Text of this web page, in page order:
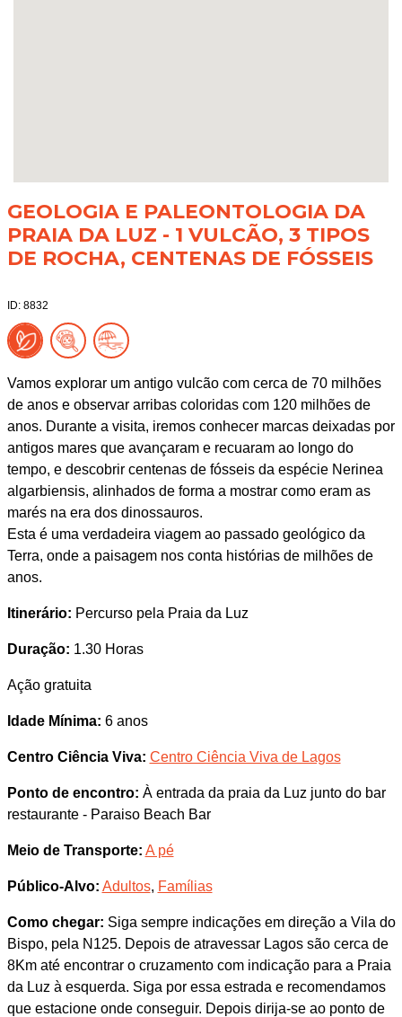
GEOLOGIA E PALEONTOLOGIA DA
PRAIA DA LUZ - 1 VULCÃO, 3 TIPOS
DE ROCHA, CENTENAS DE FÓSSEIS
ID: 8832
Vamos explorar um antigo vulcão com cerca de 70 milhões
de anos e observar arribas coloridas com 120 milhões de
anos. Durante a visita, iremos conhecer marcas deixadas por
antigos mares que avançaram e recuaram ao longo do
tempo, e descobrir centenas de fósseis da espécie Nerinea
algarbiensis, alinhados de forma a mostrar como eram as
marés na era dos dinossauros.
Esta é uma verdadeira viagem ao passado geológico da
Terra, onde a paisagem nos conta histórias de milhões de
anos.
Itinerário: Percurso pela Praia da Luz
Duração: 1.30 Horas
Ação gratuita
Idade Mínima: 6 anos
Centro Ciência Viva: Centro Ciência Viva de Lagos
Ponto de encontro: À entrada da praia da Luz junto do bar
restaurante - Paraiso Beach Bar
Meio de Transporte: A pé
Público-Alvo: Adultos, Famílias
Como chegar: Siga sempre indicações em direção a Vila do
Bispo, pela N125. Depois de atravessar Lagos são cerca de
8Km até encontrar o cruzamento com indicação para a Praia
da Luz à esquerda. Siga por essa estrada e recomendamos
que estacione onde conseguir. Depois dirija-se ao ponto de